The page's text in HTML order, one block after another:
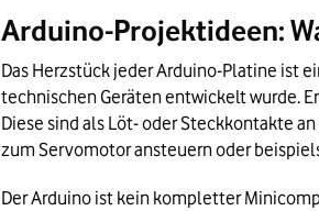
Arduino-Projektideen:
Das Herzstück jeder Arduino-Platine ist
technischen Geräten entwickelt wurde.
Diese sind als Löt- oder Steckkontakte
zum Servomotor ansteuern oder
Der Arduino ist kein kompletter